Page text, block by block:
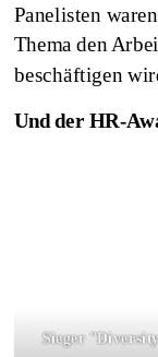
Panelisten
Thema den
beschäftigen
Und der HR-
Sieger